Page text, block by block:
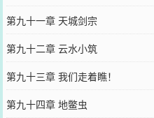
第九十一章 天城剑宗
第九十二章 云水小筑
第九十三章 我们走着瞧！
第九十四章 地鳖虫